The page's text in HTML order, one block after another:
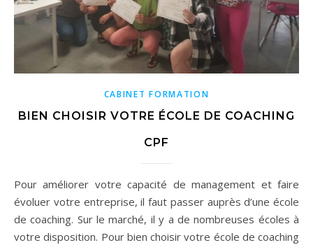
CABINET FORMATION
BIEN CHOISIR VOTRE ÉCOLE DE COACHING
CPF
Pour améliorer votre capacité de management et faire
évoluer votre entreprise, il faut passer auprès d’une école
de coaching. Sur le marché, il y a de nombreuses écoles à
votre disposition. Pour bien choisir votre école de coaching